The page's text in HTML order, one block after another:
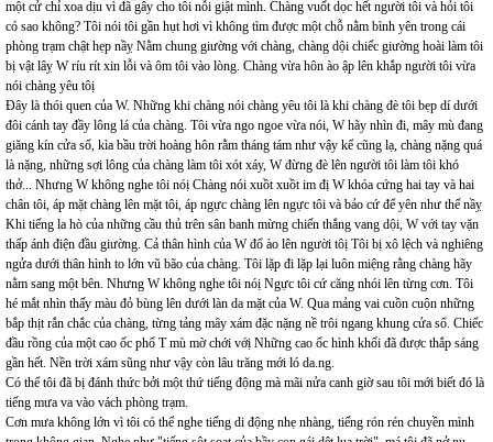
một cử chỉ xoa dịu vì đã gây cho tôi nỗi giật mình. Chàng vuốt dọc hết người tôi và hỏi tôi
có sao không? Tôi nói tôi gần hụt hơi vì không tìm được một chỗ nằm bình yên trong cái
phòng trạm chật hẹp nầỵ Nằm chung giường với chàng, chàng dội chiếc giường hoài làm tôi
bị vật lâỵ W ríu rít xin lỗi và ôm tôi vào lòng. Chàng vừa hôn ào ập lên khắp người tôi vừa
nói chàng yêu tôị
Đây là thói quen của W. Những khi chàng nói chàng yêu tôi là khi chàng đè tôi bẹp dí dưới
đôi cánh tay đầy lông lá của chàng. Tôi vừa ngo ngoe vừa nói, W hãy nhìn đi, mây mù đang
giăng kín cửa sổ, kìa bầu trời hoàng hôn rằm tháng tám như vậy kể cũng lạ, chàng nặng quá
là nặng, những sợi lông của chàng làm tôi xót xáy, W đừng đè lên người tôi làm tôi khó
thở... Nhưng W không nghe tôi nóị Chàng nói xuồt xuồt im đị W khóa cứng hai tay và hai
chân tôi, áp mặt chàng lên mặt tôi, áp ngực chàng lên ngực tôi và bảo cứ để yên như thế nầỵ
Khi tiếng la hò của những cầu thủ trên sân banh mừng chiến thắng vang dội, W với tay vặn
thấp ánh điện đầu giường. Cả thân hình của W đổ ào lên người tôị Tôi bị xô lệch và nghiêng
ngửa dưới thân hình to lớn vũ bão của chàng. Tôi lặp đi lặp lại luôn miệng rằng chàng hãy
nằm sang một bên. Nhưng W không nghe tôi nóị Ngực tôi cứ căng nhói lên từng cơn. Tôi
hé mắt nhìn thấy màu đỏ bùng lên dưới làn da mặt của W. Qua mảng vai cuồn cuộn những
bắp thịt rắn chắc của chàng, từng tảng mây xám đặc nặng nề trôi ngang khung cửa sổ. Chiếc
đầu rồng của một cao ốc phố T mù mờ chới vớị Những cao ốc hình khối đã được thắp sáng
gần hết. Nền trời xám sũng như vậy còn lâu trăng mới ló da.ng.
Có thể tôi đã bị đánh thức bởi một thứ tiếng động mà mãi nửa canh giờ sau tôi mới biết đó là
tiếng mưa va vào vách phòng trạm.
Cơn mưa không lớn vì tôi có thể nghe tiếng di động nhẹ nhàng, tiếng rón rén chuyền mình